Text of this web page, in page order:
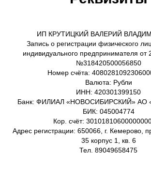
ИП КРУТИЦКИЙ ВАЛЕРИЙ
Запись о регистрации физического
индивидуального предпринимателя от
№318420500056850
Номер счёта:
Валюта: Рубли
ИНН: 420301399150
Банк: ФИЛИАЛ «НОВОСИБИРСКИЙ» АО
БИК: 045004774
Кор. счёт:
Адрес регистрации: 650066, г. Кемерово,
35 корпус 1, кв. 6
Тел. 89049658475